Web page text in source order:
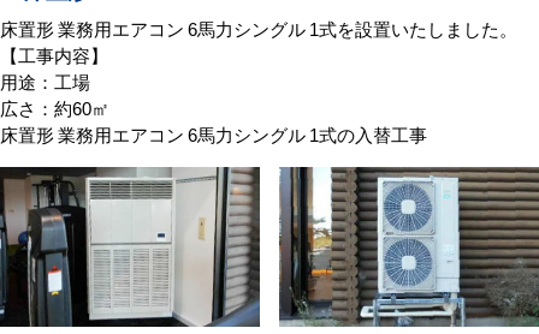
床置形 業務用エアコン 6馬力シングル 1式を設置いたしました。
【工事内容】
用途：工場
広さ：約60㎡
床置形 業務用エアコン 6馬力シングル 1式の入替工事